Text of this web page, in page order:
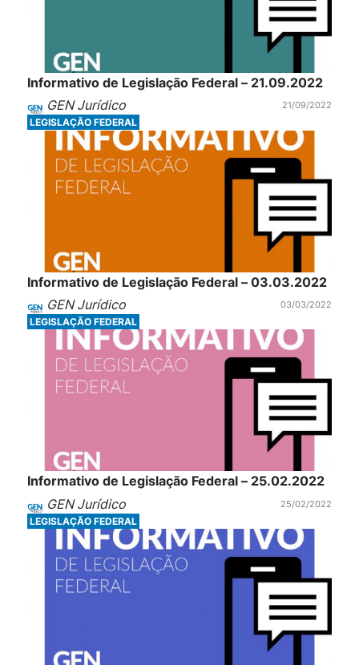
Informativo de Legislação Federal – 21.09.2022
GEN Jurídico
21/09/2022
LEGISLAÇÃO FEDERAL
Informativo de Legislação Federal – 03.03.2022
GEN Jurídico
03/03/2022
LEGISLAÇÃO FEDERAL
Informativo de Legislação Federal – 25.02.2022
GEN Jurídico
25/02/2022
LEGISLAÇÃO FEDERAL